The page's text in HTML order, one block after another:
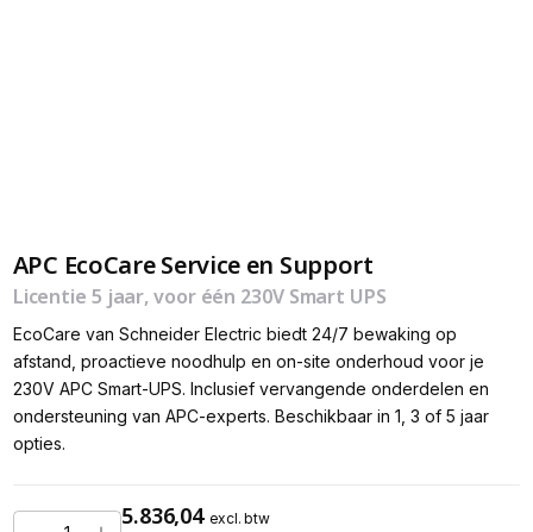
APC EcoCare Service en Support
Licentie 5 jaar, voor één 230V Smart UPS
EcoCare van Schneider Electric biedt 24/7 bewaking op
afstand, proactieve noodhulp en on-site onderhoud voor je
230V APC Smart-UPS. Inclusief vervangende onderdelen en
ondersteuning van APC-experts. Beschikbaar in 1, 3 of 5 jaar
opties.
5.836,04 excl. btw